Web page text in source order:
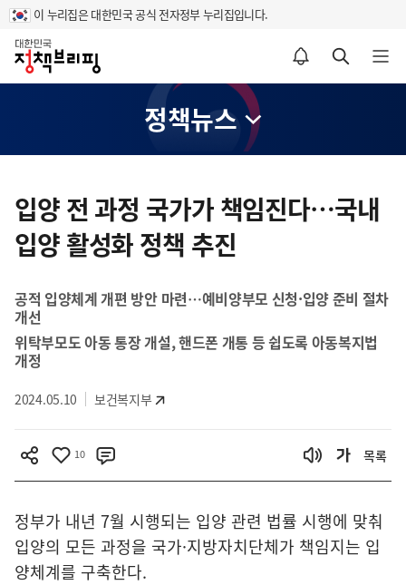
이 누리집은 대한민국 공식 전자정부 누리집입니다.
홈
알림설정 바로가기 검색 바로가기 메뉴 열기
정책뉴스
텐
영
입양 전 과정 국가가 책임진다…국내
입양 활성화 정책 추진
공적 입양체계 개편 방안 마련…예비양부모 신청·입양 준비 절차
개선
위탁부모도 아동 통장 개설, 핸드폰 개통 등 쉽도록 아동복지법
개정
2024.05.10 보건복지부
10 목록
정부가 내년 7월 시행되는 입양 관련 법률 시행에 맞춰
입양의 모든 과정을 국가·지방자치단체가 책임지는 입
양체계를 구축한다.